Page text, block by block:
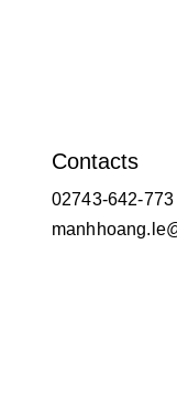
Contacts
02743-642-